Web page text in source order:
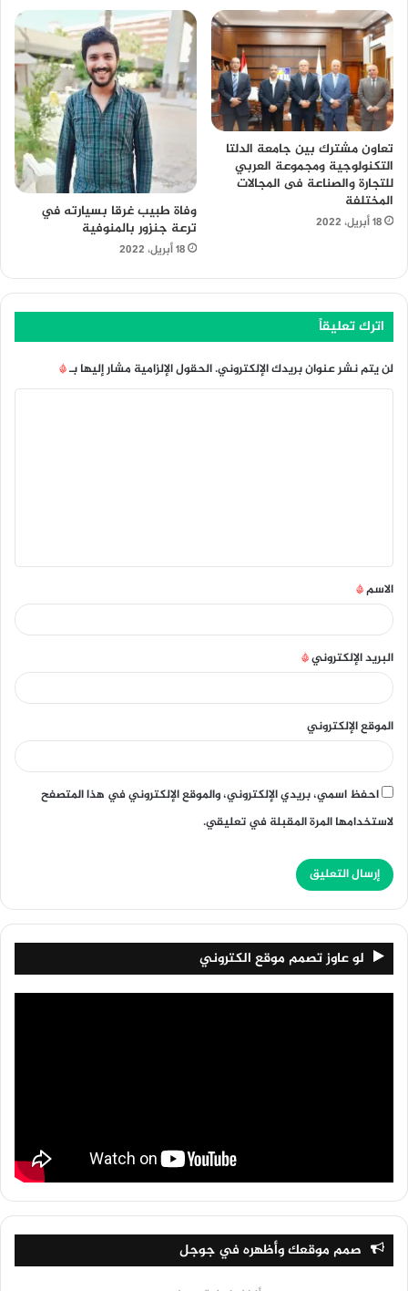
تعاون مشترك بين جامعة الدلتا
التكنولوجية ومجموعة العربي
للتجارة والصناعة فى المجالات
المختلفة
18 أبريل، 2022
وفاة طبيب غرقا بسيارته في
ترعة جنزور بالمنوفية
18 أبريل، 2022
اترك تعليقاً
لن يتم نشر عنوان بريدك الإلكتروني.الحقول الإلزامية مشار إليها بـ*
ق
*
الاسم*
البريد الإلكتروني*
الموقع الإلكتروني
احفظ اسمي، بريدي الإلكتروني، والموقع الإلكتروني في هذا المتصفح
لاستخدامها المرة المقبلة في تعليقي.
لو عاوز تصمم موقع الكتروني
صمم موقعك وأظهره في جوجل